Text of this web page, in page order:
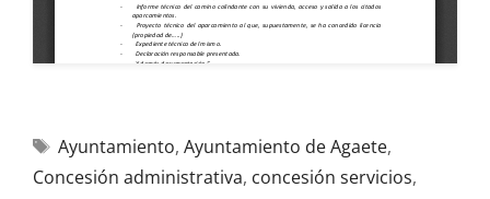
Ayuntamiento, Ayuntamiento de Agaete,
Concesión administrativa, concesión servicios,